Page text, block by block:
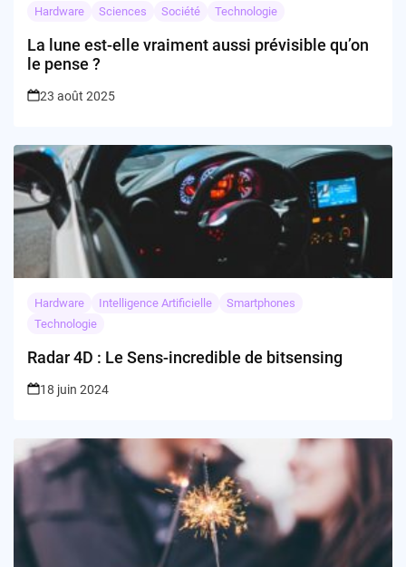
Hardware Sciences Société Technologie
La lune est-elle vraiment aussi prévisible qu’on
le pense ?
23 août 2025
Hardware Intelligence Artificielle
Smartphones
Technologie
Radar 4D : Le Sens-incredible de bitsensing
18 juin 2024